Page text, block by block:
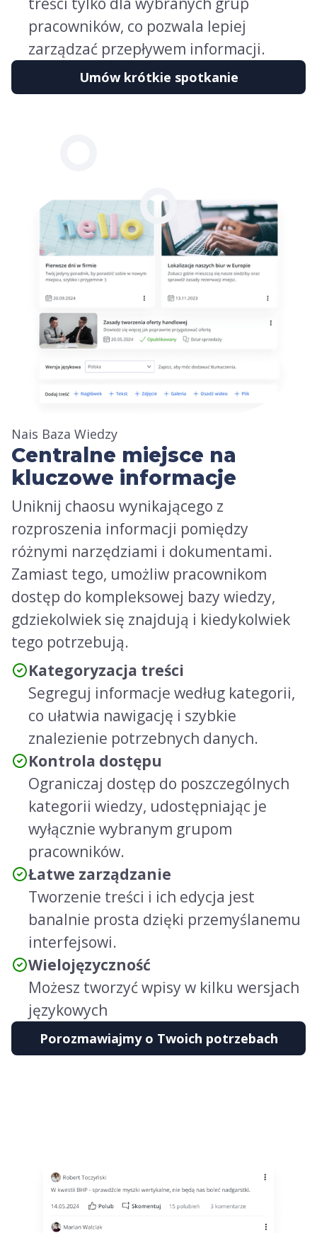
pracowników, co pozwala lepiej
zarządzać przepływem informacji.
Umów krótkie spotkanie
Nais Baza Wiedzy
Centralne miejsce na
kluczowe informacje
Uniknij chaosu wynikającego z
rozproszenia informacji pomiędzy
różnymi narzędziami i dokumentami.
Zamiast tego, umożliw pracownikom
dostęp do kompleksowej bazy wiedzy,
gdziekolwiek się znajdują i kiedykolwiek
tego potrzebują.
Kategoryzacja treści
Segreguj informacje według kategorii,
co ułatwia nawigację i szybkie
znalezienie potrzebnych danych.
Kontrola dostępu
Ograniczaj dostęp do poszczególnych
kategorii wiedzy, udostępniając je
wyłącznie wybranym grupom
pracowników.
Łatwe zarządzanie
Tworzenie treści i ich edycja jest
banalnie prosta dzięki przemyślanemu
interfejsowi.
Wielojęzyczność
Możesz tworzyć wpisy w kilku wersjach
językowych
Porozmawiajmy o Twoich potrzebach